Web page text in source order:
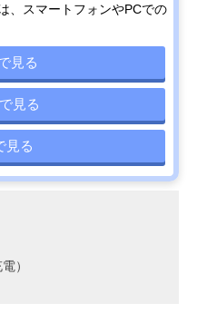
、スマートフォンやPCでの
見る
見る
見る
）